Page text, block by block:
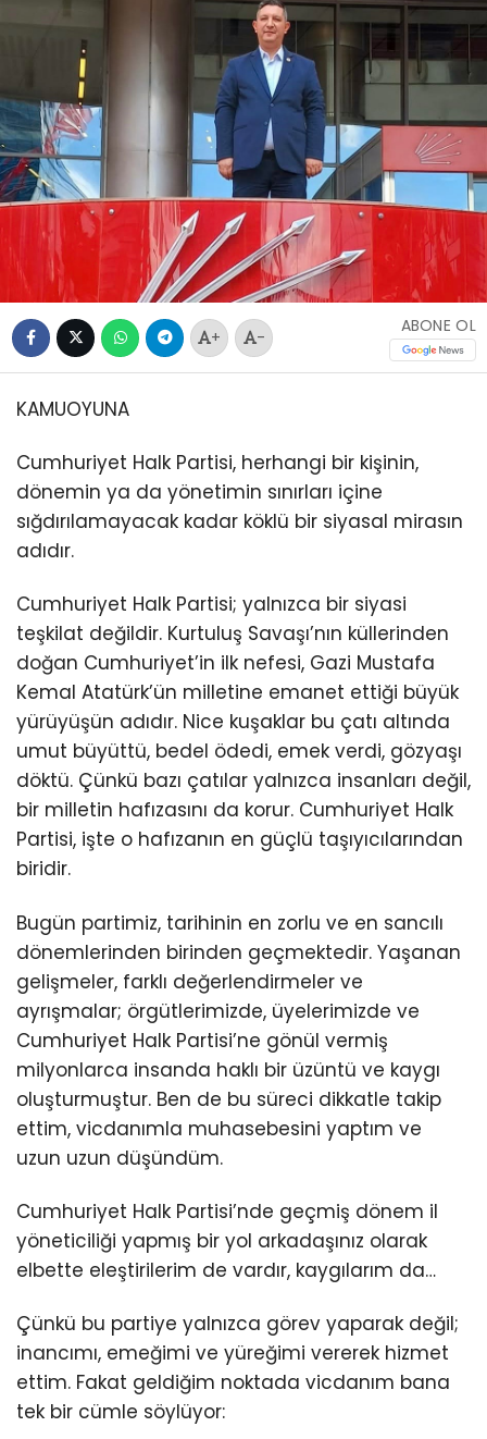
+ -
ABONE OL
KAMUOYUNA
Cumhuriyet Halk Partisi, herhangi bir kişinin,
dönemin ya da yönetimin sınırları içine
sığdırılamayacak kadar köklü bir siyasal mirasın
adıdır.
Cumhuriyet Halk Partisi; yalnızca bir siyasi
teşkilat değildir. Kurtuluş Savaşı’nın küllerinden
doğan Cumhuriyet’in ilk nefesi, Gazi Mustafa
Kemal Atatürk’ün milletine emanet ettiği büyük
yürüyüşün adıdır. Nice kuşaklar bu çatı altında
umut büyüttü, bedel ödedi, emek verdi, gözyaşı
döktü. Çünkü bazı çatılar yalnızca insanları değil,
bir milletin hafızasını da korur. Cumhuriyet Halk
Partisi, işte o hafızanın en güçlü taşıyıcılarından
biridir.
Bugün partimiz, tarihinin en zorlu ve en sancılı
dönemlerinden birinden geçmektedir. Yaşanan
gelişmeler, farklı değerlendirmeler ve
ayrışmalar; örgütlerimizde, üyelerimizde ve
Cumhuriyet Halk Partisi’ne gönül vermiş
milyonlarca insanda haklı bir üzüntü ve kaygı
oluşturmuştur. Ben de bu süreci dikkatle takip
ettim, vicdanımla muhasebesini yaptım ve
uzun uzun düşündüm.
Cumhuriyet Halk Partisi’nde geçmiş dönem il
yöneticiliği yapmış bir yol arkadaşınız olarak
elbette eleştirilerim de vardır, kaygılarım da…
Çünkü bu partiye yalnızca görev yaparak değil;
inancımı, emeğimi ve yüreğimi vererek hizmet
ettim. Fakat geldiğim noktada vicdanım bana
tek bir cümle söylüyor: